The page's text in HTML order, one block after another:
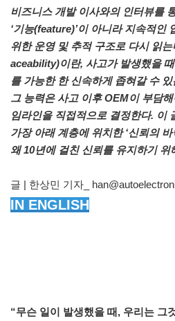
비즈니스 개발 이사와의 인터뷰를
‘기능(feature)’이 아니라 지속적인
위한 운영 및 추적 구조로 다시 읽
aceability)이란, 사고가 발생했을
를 가능한 한 신속하게 좁혀갈 수
그 능력은 사고 이후 OEM이 부담
임라인을 직접적으로 결정한다. 이
가장 아래 계층에 위치한 ‘신뢰의
왜 10년에 걸친 신뢰를 유지하기 위
글 | 한상민 기자_
IN ENGLISH
“무슨 일이 발생했을 때, 우리는 그